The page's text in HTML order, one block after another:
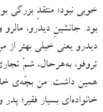
خوبی نبود؛ منتقدِ بزرگی
بود. جانشینِ دیدرو،
دیدرو یعنی خیلی بهتر از
تروفو، به‌هرحال، شمّ
همین داشت. من بچّه‌ی
خانواده‌ای بسیار فقیر؛